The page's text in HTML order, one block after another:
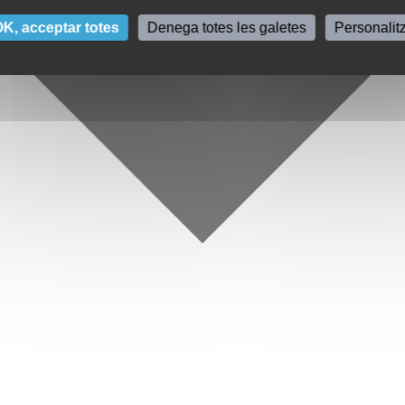
acceptar totes Denega totes les galetes